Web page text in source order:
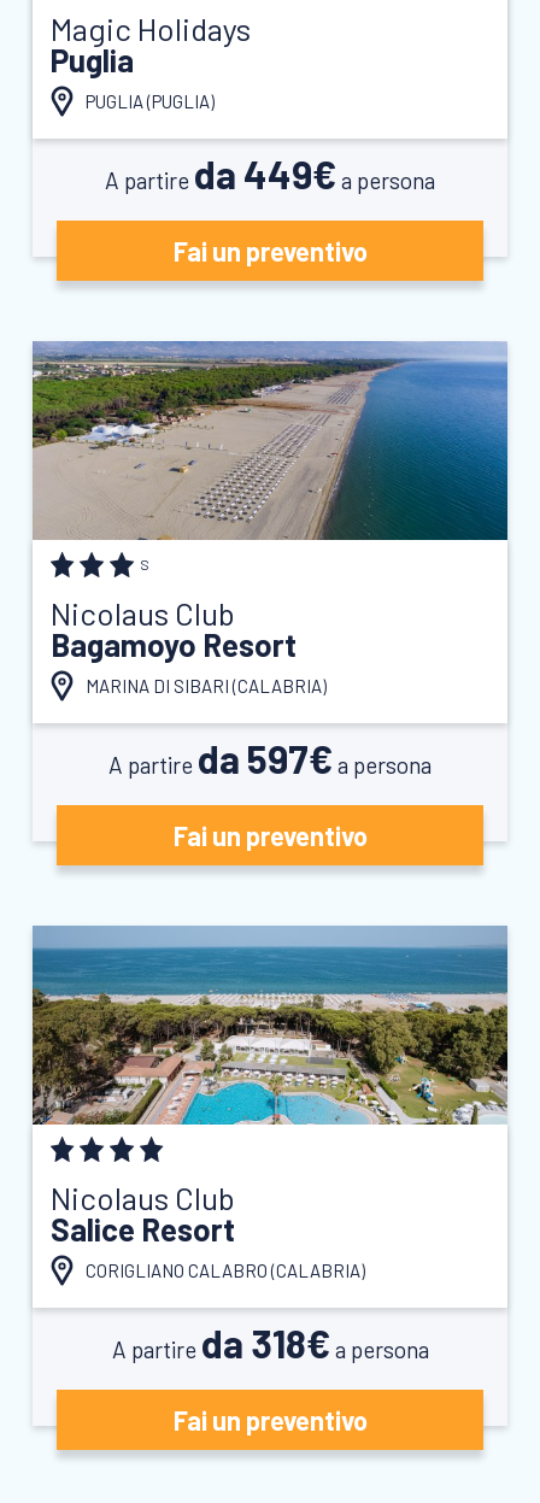
Magic Holidays
Puglia
PUGLIA (PUGLIA)
A partire da 449€ a persona
Fai un preventivo
S
Nicolaus Club
Bagamoyo Resort
MARINA DI SIBARI (CALABRIA)
A partire da 597€ a persona
Fai un preventivo
Nicolaus Club
Salice Resort
CORIGLIANO CALABRO (CALABRIA)
A partire da 318€ a persona
Fai un preventivo